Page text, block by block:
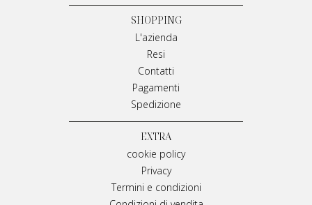
SHOPPING
L'azienda
Resi
Contatti
Pagamenti
Spedizione
EXTRA
cookie policy
Privacy
Termini e condizioni